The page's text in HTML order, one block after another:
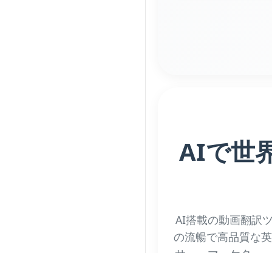
AIで世
AI搭載の動画翻訳
の流暢で高品質な